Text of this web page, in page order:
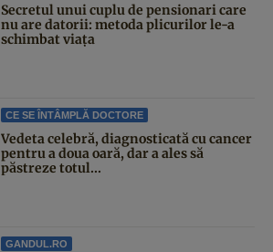
Secretul unui cuplu de pensionari care
nu are datorii: metoda plicurilor le-a
schimbat viața
CE SE ÎNTÂMPLĂ DOCTORE
Vedeta celebră, diagnosticată cu cancer
pentru a doua oară, dar a ales să
păstreze totul...
GANDUL.RO